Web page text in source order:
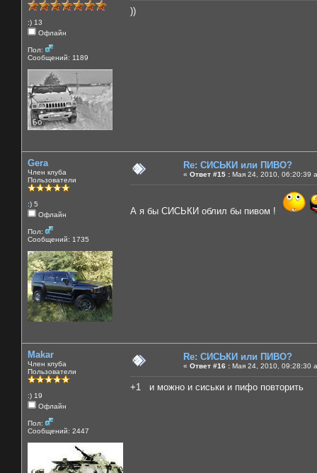
:) 13
Офлайн
Пол:
Сообщений: 1189
))
Gera
Член клуба
Пользователи
:) 5
Офлайн
Пол:
Сообщений: 1735
Re: СИСЬКИ или ПИВО?
« Ответ #15 : Мая 24, 2010, 06:20:39
А я бы СИСЬКИ облил бы пивом !
Makar
Член клуба
Пользователи
:) 19
Офлайн
Пол:
Сообщений: 2447
Re: СИСЬКИ или ПИВО?
« Ответ #16 : Мая 24, 2010, 09:28:30
+1 и можно и сиськи и пифо повторить